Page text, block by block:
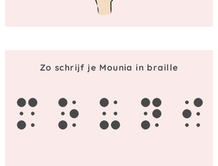
Zo schrijf je Mounia in braille
m o u n i